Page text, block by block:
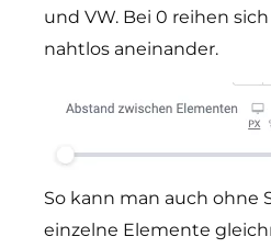
und VW. Bei 0 reihen
nahtlos aneinander.
So kann man auch ohne
einzelne Elemente